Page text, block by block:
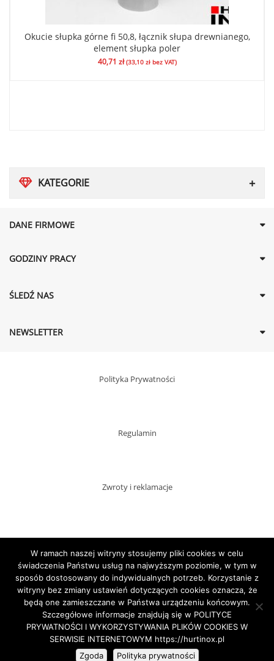
KATEGORIE
Okucie słupka górne fi 50,8, łącznik słupa drewnianego,
element słupka poler
40,71 zł (33,10 złbez VAT)
DANE FIRMOWE
GODZINY PRACY
ŚLEDŹ NAS
NEWSLETTER
Polityka Prywatności
Regulamin
Zwroty i reklamacje
Dostawy
Płatności
Copyright HURTINOX.PL 2020
W ramach naszej witryny stosujemy pliki cookies w celu
świadczenia Państwu usług na najwyższym poziomie, w tym w
sposób dostosowany do indywidualnych potrzeb. Korzystanie z
witryny bez zmiany ustawień dotyczących cookies oznacza, że
będą one zamieszczane w Państwa urządzeniu końcowym.
Szczegółowe informacje znajdują się w POLITYCE
PRYWATNOŚCI I WYKORZYSTYWANIA PLIKÓW COOKIES W
SERWISIE INTERNETOWYM https://hurtinox.pl
Zgoda
Polityka prywatności